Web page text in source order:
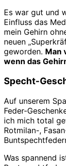
Es war gut und
Einfluss das
mein Gehirn
neuen
geworden. Man
wenn das
Specht-
Auf unserem
Feder-
ich mich total
Rotmilan-,
Was spannend